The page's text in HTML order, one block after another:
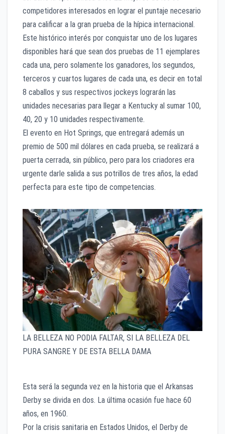
competidores interesados en lograr el puntaje necesario
para calificar a la gran prueba de la hípica internacional.
Este histórico interés por conquistar uno de los lugares
disponibles hará que sean dos pruebas de 11 ejemplares
cada una, pero solamente los ganadores, los segundos,
terceros y cuartos lugares de cada una, es decir en total
8 caballos y sus respectivos jockeys lograrán las
unidades necesarias para llegar a Kentucky al sumar 100,
40, 20 y 10 unidades respectivamente.
El evento en Hot Springs, que entregará además un
premio de 500 mil dólares en cada prueba, se realizará a
puerta cerrada, sin público, pero para los criadores era
urgente darle salida a sus potrillos de tres años, la edad
perfecta para este tipo de competencias.
LA BELLEZA NO PODIA FALTAR, SI LA BELLEZA DEL
PURA SANGRE Y DE ESTA BELLA DAMA
Esta será la segunda vez en la historia que el Arkansas
Derby se divida en dos. La última ocasión fue hace 60
años, en 1960.
Por la crisis sanitaria en Estados Unidos, el Derby de